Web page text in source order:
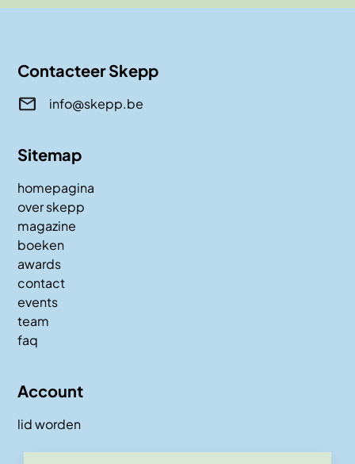
Contacteer Skepp
info@skepp.be
Sitemap
homepagina
over skepp
magazine
boeken
awards
contact
events
team
faq
Account
lid worden